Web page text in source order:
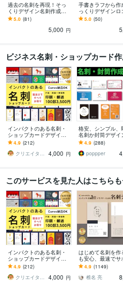
過去の名刺を再現！そっ
くりデザイン名刺作成し
ます 手書きイメージや変
えたくない過去の名刺を
そっくりに作成します
5.0 (81)
5,000 円
手書きラフから作
っくりデザインロ
します 納品データ
択可能！貴方のイ
から正式なデータ
5.0 (50)
ビジネス名刺・ショップカード
インパクトのある名刺・
ショップカードデザイン
します オプションで印
刷・郵送まで！Canva納
品無料だから編集可◎
4.9 (212)
クリエイターズアパートメントチーム
4,000 円
格安、シンプル、
名刺か封筒デザイ
します 新しいこと
たいけど、今はお
けられないあなた
4.9 (288)
poppper
このサービスを見た人はこちら
インパクトのある名刺・
ショップカードデザイン
します オプションで印
刷・郵送まで！Canva納
品無料だから編集可◎
4.9 (212)
クリエイターズアパートメントチーム
4,000 円
はじめて名刺を作
も安心、最速でサ
します 名刺デザイ
最多のプロデザイ
デザインいたしま
4.9 (1149)
椎名 亮